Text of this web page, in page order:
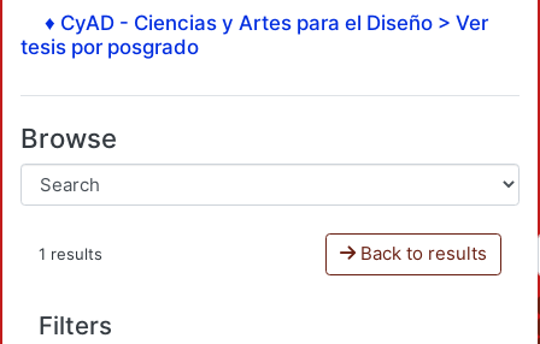
♦ CyAD - Ciencias y Artes para el Diseño > Ver
tesis por posgrado
Browse
1 results Back to results
Filters